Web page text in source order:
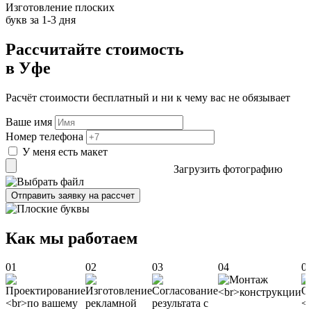
Изготовление плоских
букв за 1-3 дня
Рассчитайте стоимость
в Уфе
Расчёт стоимости бесплатный и ни к чему вас не обязывает
Ваше имя
Номер телефона
У меня есть макет
Загрузить фотографию
Отправить заявку на рассчет
Как мы работаем
01 02 03 04